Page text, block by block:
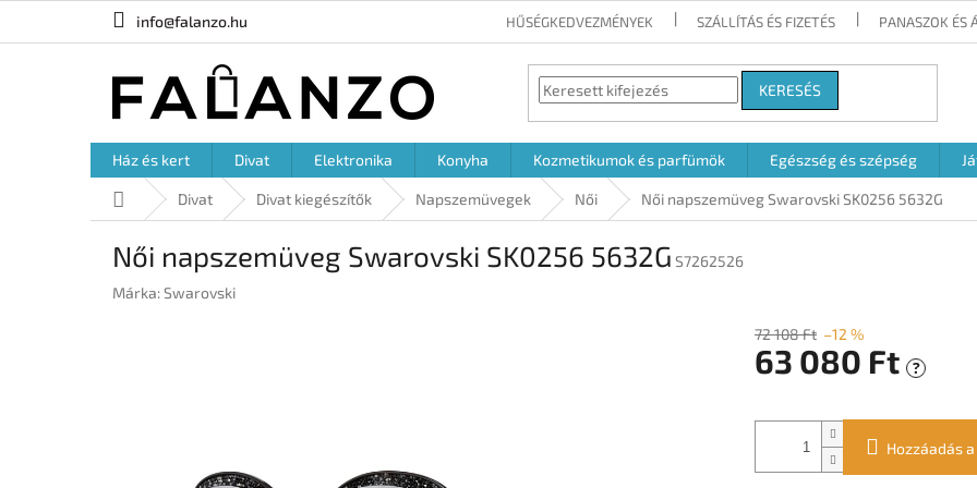
info@falanzo.hu HŰSÉGKEDVEZMÉNYEK SZÁLLÍTÁS ÉS FIZETÉS PANASZOK ÉS
KERESÉS
Ház és kert Divat Elektronika Konyha Kozmetikumok és parfümök Egészség és szépség
KezdőlapDivat Divat kiegészítők Napszemüvegek Női Női napszemüveg Swarovski SK0256 5632G
Női napszemüveg Swarovski SK0256 5632G S7262526
Márka:Swarovski
72 108 Ft –12 %
63 080 Ft ?
Hozzáadás